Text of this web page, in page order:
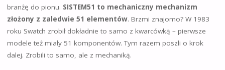
branżę do pionu. SISTEM51 to mechaniczny mechanizm
złożony z zaledwie 51 elementów. Brzmi znajomo? W 1983
roku Swatch zrobił dokładnie to samo z kwarcówką – pierwsze
modele też miały 51 komponentów. Tym razem poszli o krok
dalej. Zrobili to samo, ale z mechaniką.